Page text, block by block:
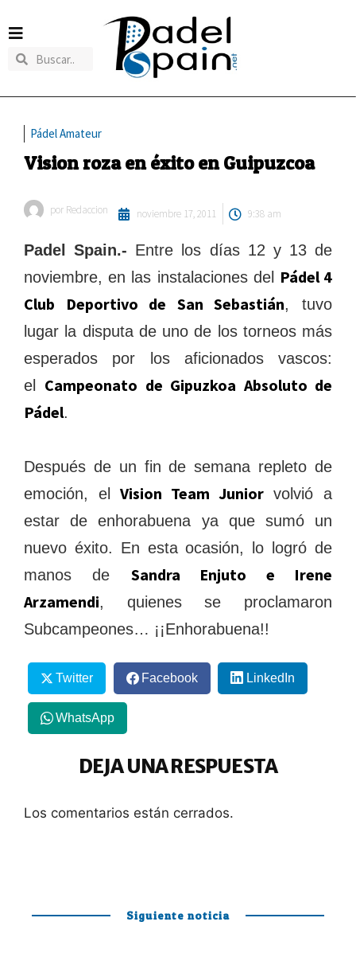
Pádel Amateur
Vision roza en éxito en Guipuzcoa
por Redaccion noviembre 17, 2011 9:38 am
Padel Spain.- Entre los días 12 y 13 de
noviembre, en las instalaciones del Pádel 4
Club Deportivo de San Sebastián, tuvo
lugar la disputa de uno de los torneos más
esperados por los aficionados vascos:
el Campeonato de Gipuzkoa Absoluto de
Pádel.
Después de un fin de semana repleto de
emoción, elVision Team Juniorvolvió a
estar de enhorabuena ya que sumó un
nuevo éxito. En esta ocasión, lo logró de
manos de Sandra Enjuto e Irene
Arzamendi, quienes se proclamaron
Subcampeones… ¡¡Enhorabuena!!
Twitter Facebook LinkedIn
WhatsApp
DEJA UNA RESPUESTA
Los comentarios están cerrados.
Siguiente noticia